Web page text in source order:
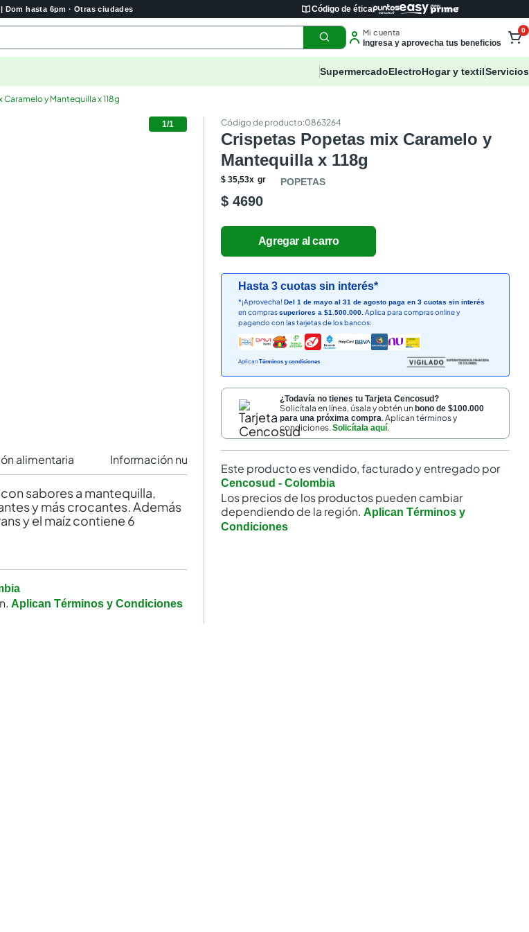
Dom hasta 6pm · Otras ciudades Código de ética
Mi cuenta
Ingresa y aprovecha tus beneficios
0
SupermercadoElectroHogar y textilServicios
y Mantequilla x 118g
1/1
alimentaria Información nutricional
sabores a mantequilla,
y más crocantes. Además
y el maíz contiene 6
Aplican Términos y Condiciones
:0863264
Crispetas Popetas mix Caramelo y
Mantequilla x 118g
$ 35,53x gr POPETAS
$ 4690
Hasta 3 cuotas sin interés*
*¡Aprovecha!Del 1 de mayo al 31 de agosto paga en 3 cuotas sin interés
en comprassuperiores a $1.500.000. Aplica para compras online y
pagando con las tarjetas de los bancos:
Aplican Términos y condiciones
¿Todavía no tienes tu Tarjeta Cencosud?
Solicítala en línea, úsala y obtén unbono de $100.000
para una próxima compra. Aplican términos y
condiciones.Solicítala aquí.
Este producto es vendido, facturado y entregado por
Cencosud - Colombia
Los precios de los productos pueden cambiar
dependiendo de la región. Aplican Términos y
Condiciones